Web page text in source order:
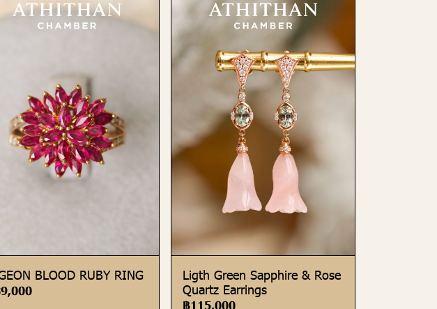
BLOOD RUBY RING
Ligth Green Sapphire & Rose
Quartz Earrings
฿115,000